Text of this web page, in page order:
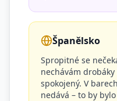
Španělsko
Spropitné se
nechávám
spokojený. V
nedává – to by